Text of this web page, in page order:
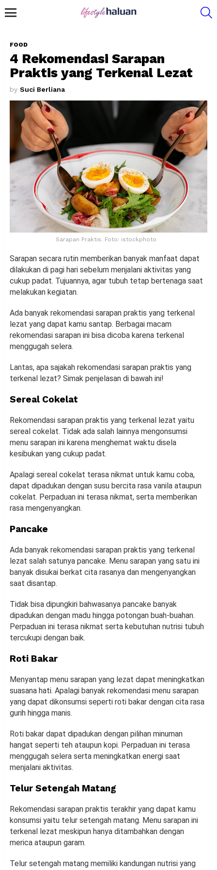
FOOD
4 Rekomendasi Sarapan
Praktis yang Terkenal Lezat
by Suci Berliana
Sarapan Praktis. Foto: istockphoto
Sarapan secara rutin memberikan banyak manfaat dapat
dilakukan di pagi hari sebelum menjalani aktivitas yang
cukup padat. Tujuannya, agar tubuh tetap bertenaga saat
melakukan kegiatan.
Ada banyak rekomendasi sarapan praktis yang terkenal
lezat yang dapat kamu santap. Berbagai macam
rekomendasi sarapan ini bisa dicoba karena terkenal
menggugah selera.
Lantas, apa sajakah rekomendasi sarapan praktis yang
terkenal lezat? Simak penjelasan di bawah ini!
Sereal Cokelat
Rekomendasi sarapan praktis yang terkenal lezat yaitu
sereal cokelat. Tidak ada salah lainnya mengonsumsi
menu sarapan ini karena menghemat waktu disela
kesibukan yang cukup padat.
Apalagi sereal cokelat terasa nikmat untuk kamu coba,
dapat dipadukan dengan susu bercita rasa vanila ataupun
cokelat. Perpaduan ini terasa nikmat, serta memberikan
rasa mengenyangkan.
Pancake
Ada banyak rekomendasi sarapan praktis yang terkenal
lezat salah satunya pancake. Menu sarapan yang satu ini
banyak disukai berkat cita rasanya dan mengenyangkan
saat disantap.
Tidak bisa dipungkiri bahwasanya pancake banyak
dipadukan dengan madu hingga potongan buah-buahan.
Perpaduan ini terasa nikmat serta kebutuhan nutrisi tubuh
tercukupi dengan baik.
Roti Bakar
Menyantap menu sarapan yang lezat dapat meningkatkan
suasana hati. Apalagi banyak rekomendasi menu sarapan
yang dapat dikonsumsi seperti roti bakar dengan cita rasa
gurih hingga manis.
Roti bakar dapat dipadukan dengan pilihan minuman
hangat seperti teh ataupun kopi. Perpaduan ini terasa
menggugah selera serta meningkatkan energi saat
menjalani aktivitas.
Telur Setengah Matang
Rekomendasi sarapan praktis terakhir yang dapat kamu
konsumsi yaitu telur setengah matang. Menu sarapan ini
terkenal lezat meskipun hanya ditambahkan dengan
merica ataupun garam.
Telur setengah matang memiliki kandungan nutrisi yang